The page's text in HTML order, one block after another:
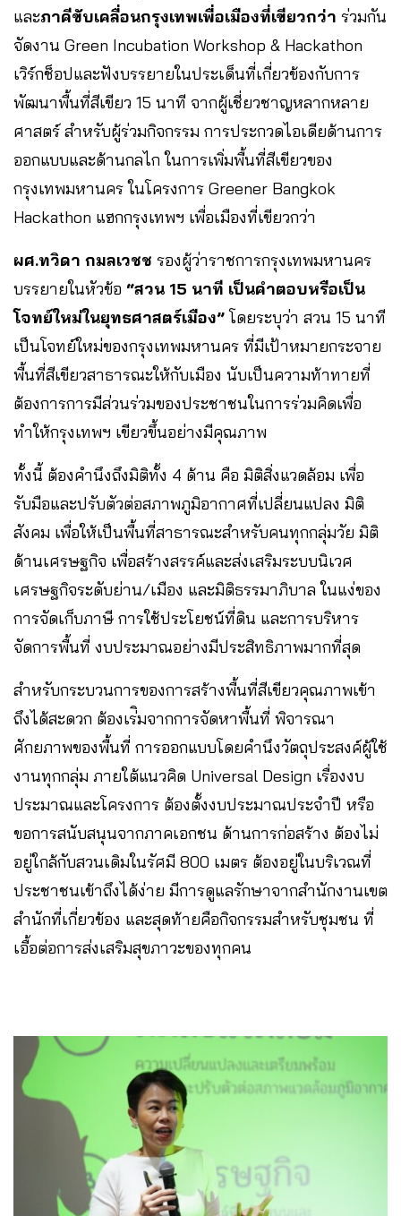
และภาคีขับเคลื่อนกรุงเทพเพื่อเมืองที่เขียวกว่า ร่วมกัน
จัดงาน Green Incubation Workshop & Hackathon
เวิร์กช็อปและฟังบรรยายในประเด็นที่เกี่ยวข้องกับการ
พัฒนาพื้นที่สีเขียว 15 นาที จากผู้เชี่ยวชาญหลากหลาย
ศาสตร์ สำหรับผู้ร่วมกิจกรรม การประกวดไอเดียด้านการ
ออกแบบและด้านกลไก ในการเพิ่มพื้นที่สีเขียวของ
กรุงเทพมหานคร ในโครงการ Greener Bangkok
Hackathon แฮกกรุงเทพฯ เพื่อเมืองที่เขียวกว่า
ผศ.ทวิดา กมลเวชช รองผู้ว่าราชการกรุงเทพมหานคร
บรรยายในหัวข้อ “สวน 15 นาที เป็นคำตอบหรือเป็น
โจทย์ใหม่ในยุทธศาสตร์เมือง”โดยระบุว่า สวน 15 นาที
เป็นโจทย์ใหม่ของกรุงเทพมหานคร ที่มีเป้าหมายกระจาย
พื้นที่สีเขียวสาธารณะให้กับเมือง นับเป็นความท้าทายที่
ต้องการการมีส่วนร่วมของประชาชนในการร่วมคิดเพื่อ
ทำให้กรุงเทพฯ เขียวขึ้นอย่างมีคุณภาพ
ทั้งนี้ ต้องคำนึงถึงมิติทั้ง 4 ด้าน คือ มิติสิ่งแวดล้อม เพื่อ
รับมือและปรับตัวต่อสภาพภูมิอากาศที่เปลี่ยนแปลง มิติ
สังคม เพื่อให้เป็นพื้นที่สาธารณะสำหรับคนทุกกลุ่มวัย มิติ
ด้านเศรษฐกิจ เพื่อสร้างสรรค์และส่งเสริมระบบนิเวศ
เศรษฐกิจระดับย่าน/เมือง และมิติธรรมาภิบาล ในแง่ของ
การจัดเก็บภาษี การใช้ประโยชน์ที่ดิน และการบริหาร
จัดการพื้นที่ งบประมาณอย่างมีประสิทธิภาพมากที่สุด
สำหรับกระบวนการของการสร้างพื้นที่สีเขียวคุณภาพเข้า
ถึงได้สะดวก ต้องเร่ิมจากการจัดหาพื้นที่ พิจารณา
ศักยภาพของพื้นที่ การออกแบบโดยคำนึงวัตถุประสงค์ผู้ใช้
งานทุกกลุ่ม ภายใต้แนวคิด Universal Design เรื่องงบ
ประมาณและโครงการ ต้องตั้งงบประมาณประจำปี หรือ
ขอการสนับสนุนจากภาคเอกชน ด้านการก่อสร้าง ต้องไม่
อยู่ใกล้กับสวนเดิมในรัศมี 800 เมตร ต้องอยู่ในบริเวณที่
ประชาชนเข้าถึงได้ง่าย มีการดูแลรักษาจากสำนักงานเขต
สำนักที่เกี่ยวข้อง และสุดท้ายคือกิจกรรมสำหรับชุมชน ที่
เอื้อต่อการส่งเสริมสุขภาวะของทุกคน